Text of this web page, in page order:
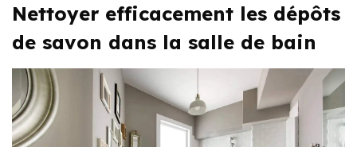
Nettoyer efficacement les dépôts
de savon dans la salle de bain